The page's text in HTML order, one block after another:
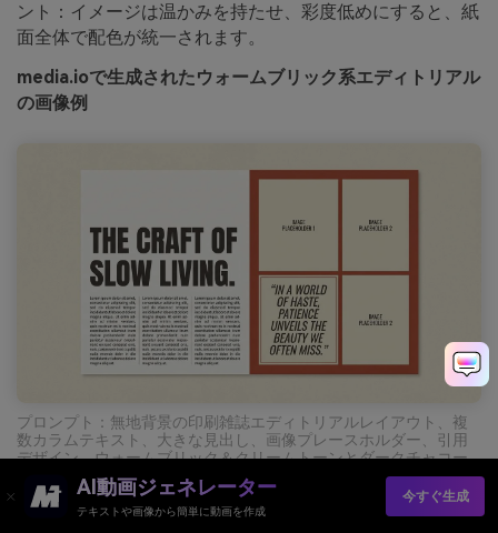
ント：イメージは温かみを持たせ、彩度低めにすると、紙
面全体で配色が統一されます。
media.ioで生成されたウォームブリック系エディトリアル
の画像例
プロンプト：無地背景の印刷雑誌エディトリアルレイアウト、複
数カラムテキスト、大きな見出し、画像プレースホルダー、引用
デザイン、ウォームブリック＆クリームトーンとダークチャコー
ル文字、クリーンでモダンなグリッド --ar 16:9
AI動画ジェネレーター
テキストや画像から簡単に動画を作成
今すぐ生成